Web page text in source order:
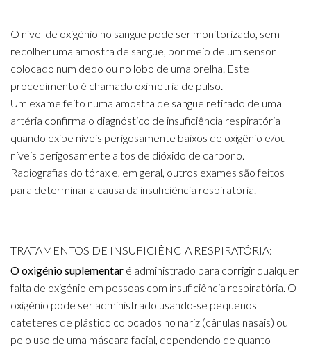
O nível de oxigénio no sangue pode ser monitorizado, sem
recolher uma amostra de sangue, por meio de um sensor
colocado num dedo ou no lobo de uma orelha. Este
procedimento é chamado oximetria de pulso.
Um exame feito numa amostra de sangue retirado de uma
artéria confirma o diagnóstico de insuficiência respiratória
quando exibe níveis perigosamente baixos de oxigênio e/ou
níveis perigosamente altos de dióxido de carbono.
Radiografias do tórax e, em geral, outros exames são feitos
para determinar a causa da insuficiência respiratória.
TRATAMENTOS DE INSUFICIÊNCIA RESPIRATÓRIA:
O oxigénio suplementar é administrado para corrigir qualquer
falta de oxigénio em pessoas com insuficiência respiratória. O
oxigénio pode ser administrado usando-se pequenos
cateteres de plástico colocados no nariz (cânulas nasais) ou
pelo uso de uma máscara facial, dependendo de quanto